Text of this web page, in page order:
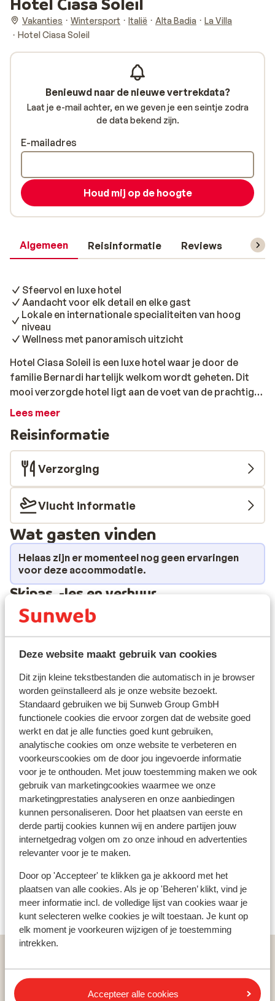
Deze website maakt gebruik van cookies
Dit zijn kleine tekstbestanden die automatisch in je browser
worden geïnstalleerd als je onze website bezoekt.
Standaard gebruiken we bij Sunweb Group GmbH
functionele cookies die ervoor zorgen dat de website goed
werkt en dat je alle functies goed kunt gebruiken,
analytische cookies om onze website te verbeteren en
voorkeurscookies om de door jou ingevoerde informatie
voor je te onthouden. Met jouw toestemming maken we ook
gebruik van marketingcookies waarmee we onze
marketingprestaties analyseren en onze aanbiedingen
kunnen personaliseren. Door het plaatsen van eerste en
derde partij cookies kunnen wij en andere partijen jouw
internetgedrag volgen om zo onze inhoud en advertenties
relevanter voor je te maken.
Door op 'Accepteer' te klikken ga je akkoord met het
plaatsen van alle cookies. Als je op 'Beheren’ klikt, vind je
meer informatie incl. de volledige lijst van cookies waar je
kunt selecteren welke cookies je wilt toestaan. Je kunt op
elk moment je voorkeuren wijzigen of je toestemming
intrekken.
Accepteer alle cookies
Vakanties Wintersport Italië Alta Badia
La Villa
Hotel Ciasa Soleil
Algemeen Reisinformatie Reviews
Sfeervol en luxe hotel
Aandacht voor elk detail en elke gast
Lokale en internationale specialiteiten van hoog
niveau
Wellness met panoramisch uitzicht
Hotel Ciasa Soleil is een luxe hotel waar je door de
familie Bernardi hartelijk welkom wordt geheten. Dit
mooi verzorgde hotel ligt aan de voet van de prachtige
Zuid-Tiroolse Dolomieten en zeer dicht bij de skipistes.
fantastische maaltijden en moderne gastvrijheid. De
kamers zijn sfeervol ingericht en beschikken over fijne
faciliteiten. Na een dag op de pistes kun je relaxen in de
uitgebreide wellness. Dat gaa helemaal goed komen!
Met een panoramisch uitzicht vanuit het zwembad over
de bergen kom je vanzelf tot rust. In de ochtend geniet
je van een heerlijk ontbijtbuffet met oa huisgemaakt
gebak en een ruime keuze aan volkorenbrood en vele
andere lekkernijen. De avond is helemaal top; Het diner
bestaat uit verfijnde ingrediënten en fantastische
creaties gemaakt door de chef-kok. Dit is genieten!
Lees meer
Reisinformatie
Verzorging
Vlucht informatie
Wat gasten vinden
Helaas zijn er momenteel nog geen ervaringen
voor deze accommodatie.
Skipas, -les en verhuur
Skipas
Skimateriaal
Benieuwd naar de nieuwe vertrekdata?
Laat je e-mail achter, en we geven je een seintje zodra
de data bekend zijn.
E-mailadres
Houd mij op de hoogte
Andere accommodaties in Alta Badia
Hotel Melodia del Bosco
TH Corvara Greif Hotel
Hotel Planac
Sporthotel Teresa
Hotel Kolfuschgerhof
Hotel Ciasa Soleil